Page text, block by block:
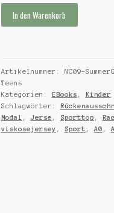
Menge
In den Warenkorb
Artikelnummer: NC09-
Teens
Kategorien: EBooks , Kinder
Schlagwörter:
Modal , Jerse , Sporttop ,
viskosejersey , Sport , A0 ,